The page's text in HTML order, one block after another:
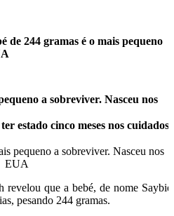
de 244 gramas é o mais pequeno
a sobreviver. Nasceu nos
estado cinco meses nos cuidados
que a bebé, de nome Saybie,
pesando 244 gramas.